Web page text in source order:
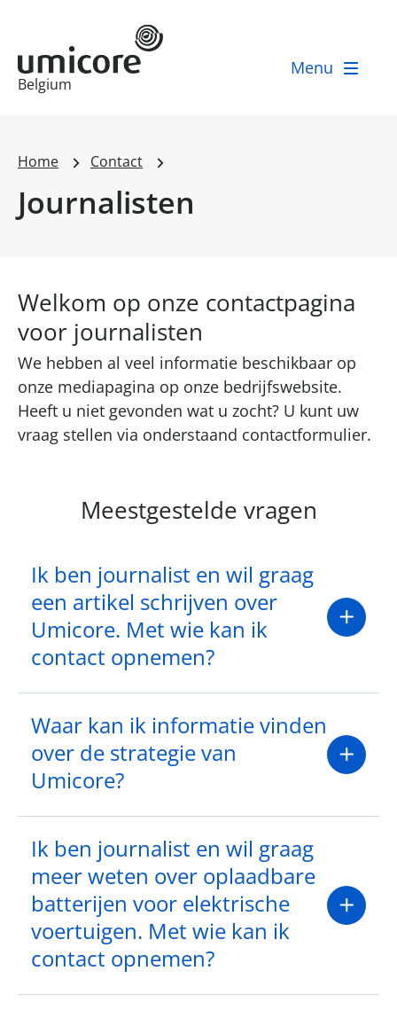
Businessunit:
Belgium
Menu
Home Contact
Journalisten
Welkom op onze contactpagina
voor journalisten
We hebben al veel informatie beschikbaar op
onze mediapagina op onze bedrijfswebsite.
Heeft u niet gevonden wat u zocht? U kunt uw
vraag stellen via onderstaand contactformulier.
Meestgestelde vragen
Ik ben journalist en wil graag
een artikel schrijven over
Umicore. Met wie kan ik
contact opnemen?
Waar kan ik informatie vinden
over de strategie van
Umicore?
Ik ben journalist en wil graag
meer weten over oplaadbare
batterijen voor elektrische
voertuigen. Met wie kan ik
contact opnemen?